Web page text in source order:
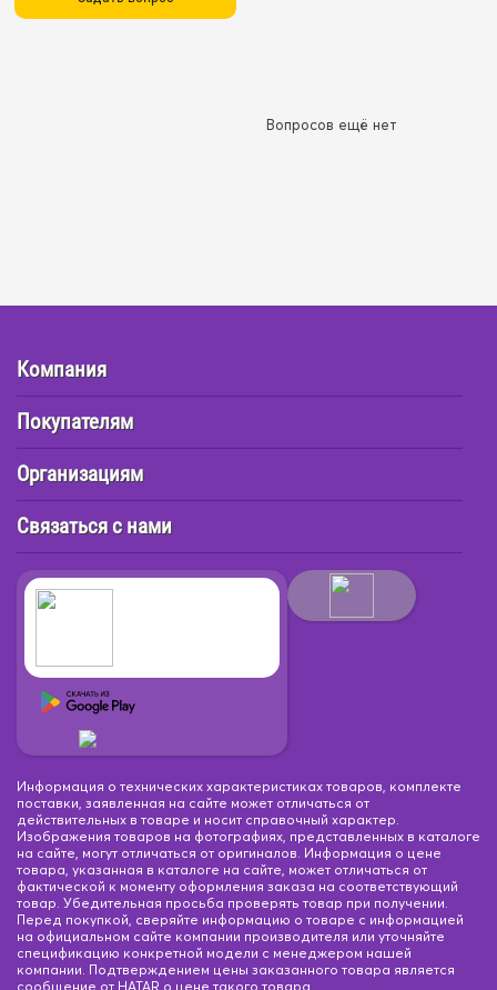
Вопросов ещё нет
Компания
Покупателям
Организациям
Связаться с нами
Информация о технических характеристиках товаров, комплекте
поставки, заявленная на сайте может отличаться от
действительных в товаре и носит справочный характер.
Изображения товаров на фотографиях, представленных в каталоге
на сайте, могут отличаться от оригиналов. Информация о цене
товара, указанная в каталоге на сайте, может отличаться от
фактической к моменту оформления заказа на соответствующий
товар. Убедительная просьба проверять товар при получении.
Перед покупкой, сверяйте информацию о товаре с информацией
на официальном сайте компании производителя или уточняйте
спецификацию конкретной модели с менеджером нашей
компании. Подтверждением цены заказанного товара является
сообщение от HATAR о цене такого товара.